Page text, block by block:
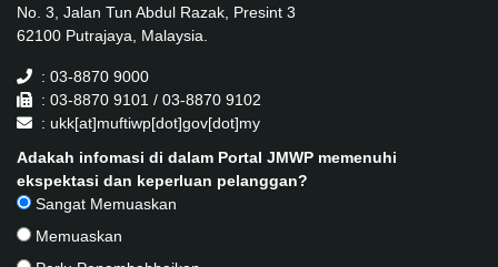
No. 3, Jalan Tun Abdul Razak, Presint 3
62100 Putrajaya, Malaysia.
: 03-8870 9000
: 03-8870 9101 / 03-8870 9102
: ukk[at]muftiwp[dot]gov[dot]my
Adakah infomasi di dalam Portal JMWP memenuhi
ekspektasi dan keperluan pelanggan?
Sangat Memuaskan
Memuaskan